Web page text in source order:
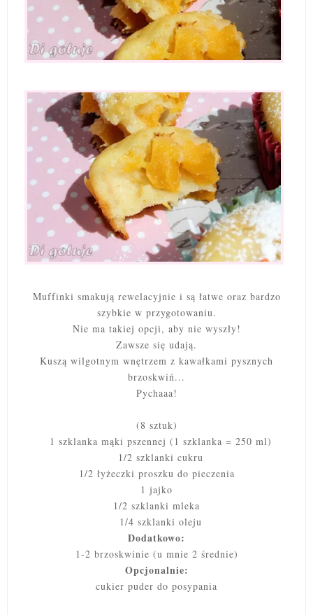
Muffinki smakują rewelacyjnie i są łatwe oraz bardzo
szybkie w przygotowaniu.
Nie ma takiej opcji, aby nie wyszły!
Zawsze się udają.
Kuszą wilgotnym wnętrzem z kawałkami pysznych
brzoskwiń...
Pychaaa!
(8 sztuk)
1 szklanka mąki pszennej (1 szklanka = 250 ml)
1/2 szklanki cukru
1/2 łyżeczki proszku do pieczenia
1 jajko
1/2 szklanki mleka
1/4 szklanki oleju
Dodatkowo:
1-2 brzoskwinie (u mnie 2 średnie)
Opcjonalnie:
cukier puder do posypania